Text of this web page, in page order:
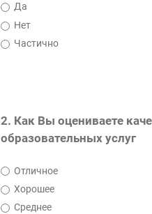
Да
Нет
Частично
2. Как Вы оцениваете
образовательных услуг
Отличное
Хорошее
Среднее